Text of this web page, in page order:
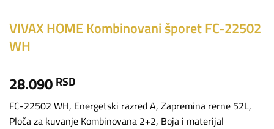
VIVAX HOME Kombinovani šporet FC-22502
WH
28.090 RSD
FC-22502 WH, Energetski razred A, Zapremina rerne 52L,
Ploča za kuvanje Kombinovana 2+2, Boja i materijal